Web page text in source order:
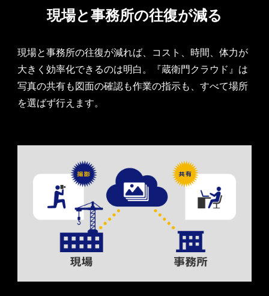
現場と事務所の往復が減る
現場と事務所の往復が減れば、コスト、時間、体力が
大きく効率化できるのは明白。『蔵衛門クラウド』は
写真の共有も図面の確認も作業の指示も、すべて場所
を選ばず行えます。